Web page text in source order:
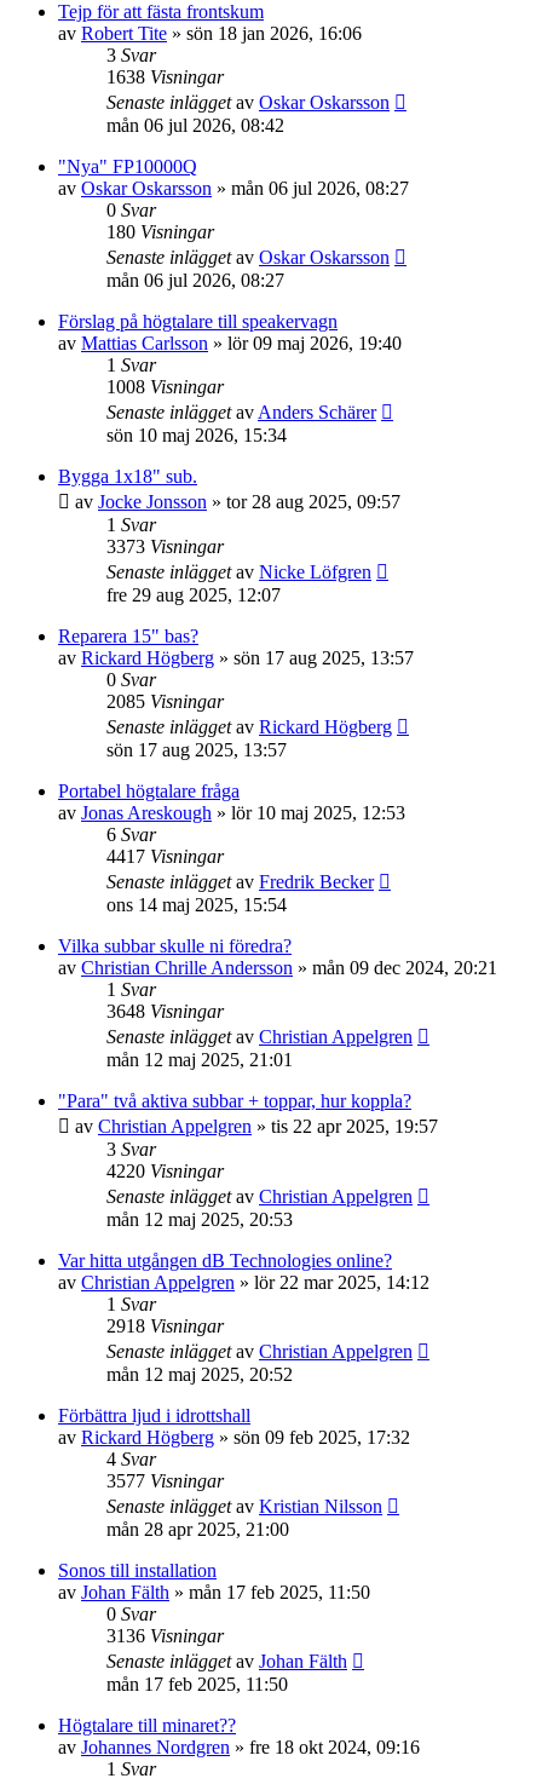
Tejp för att fästa frontskum
av Robert Tite » sön 18 jan 2026, 16:06
3 Svar
1638 Visningar
Senaste inläggetav Oskar Oskarsson
mån 06 jul 2026, 08:42
"Nya" FP10000Q
av Oskar Oskarsson » mån 06 jul 2026, 08:27
0 Svar
180 Visningar
Senaste inläggetav Oskar Oskarsson
mån 06 jul 2026, 08:27
Förslag på högtalare till speakervagn
av Mattias Carlsson » lör 09 maj 2026, 19:40
1 Svar
1008 Visningar
Senaste inläggetav Anders Schärer
sön 10 maj 2026, 15:34
Bygga 1x18" sub.
av Jocke Jonsson » tor 28 aug 2025, 09:57
1 Svar
3373 Visningar
Senaste inläggetav Nicke Löfgren
fre 29 aug 2025, 12:07
Reparera 15" bas?
av Rickard Högberg » sön 17 aug 2025, 13:57
0 Svar
2085 Visningar
Senaste inläggetav Rickard Högberg
sön 17 aug 2025, 13:57
Portabel högtalare fråga
av Jonas Areskough » lör 10 maj 2025, 12:53
6 Svar
4417 Visningar
Senaste inläggetav Fredrik Becker
ons 14 maj 2025, 15:54
Vilka subbar skulle ni föredra?
av Christian Chrille Andersson » mån 09 dec 2024, 20:21
1 Svar
3648 Visningar
Senaste inläggetav Christian Appelgren
mån 12 maj 2025, 21:01
"Para" två aktiva subbar + toppar, hur koppla?
av Christian Appelgren » tis 22 apr 2025, 19:57
3 Svar
4220 Visningar
Senaste inläggetav Christian Appelgren
mån 12 maj 2025, 20:53
Var hitta utgången dB Technologies online?
av Christian Appelgren » lör 22 mar 2025, 14:12
1 Svar
2918 Visningar
Senaste inläggetav Christian Appelgren
mån 12 maj 2025, 20:52
Förbättra ljud i idrottshall
av Rickard Högberg » sön 09 feb 2025, 17:32
4 Svar
3577 Visningar
Senaste inläggetav Kristian Nilsson
mån 28 apr 2025, 21:00
Sonos till installation
av Johan Fälth » mån 17 feb 2025, 11:50
0 Svar
3136 Visningar
Senaste inläggetav Johan Fälth
mån 17 feb 2025, 11:50
Högtalare till minaret??
av Johannes Nordgren » fre 18 okt 2024, 09:16
1 Svar